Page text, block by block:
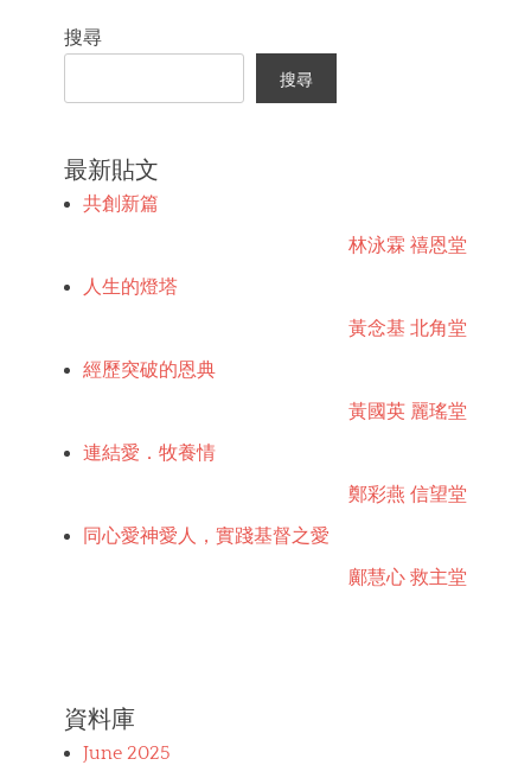
搜尋
搜尋
最新貼文
共創新篇
林泳霖 禧恩堂
人生的燈塔
黃念基 北角堂
經歷突破的恩典
黃國英 麗瑤堂
連結愛．牧養情
鄭彩燕 信望堂
同心愛神愛人，實踐基督之愛
鄺慧心 救主堂
資料庫
June 2025